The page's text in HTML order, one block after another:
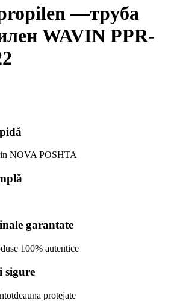
—труба
WAVIN PPR-
NOVA POSHTA
garantate
100% autentice
sigure
protejate